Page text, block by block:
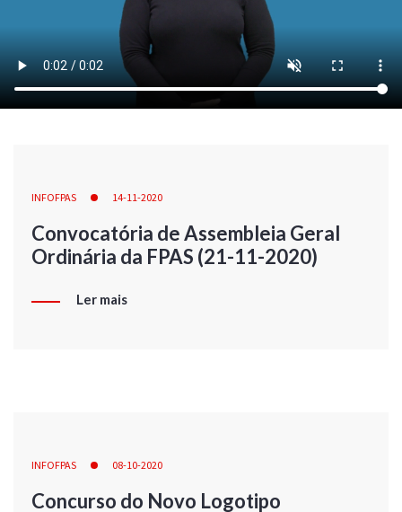
INFOFPAS 14-11-2020
Convocatória de Assembleia Geral
Ordinária da FPAS (21-11-2020)
Ler mais
INFOFPAS 08-10-2020
Concurso do Novo Logotipo